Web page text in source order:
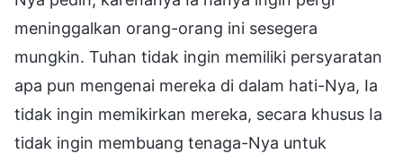
meninggalkan orang-orang ini sesegera
mungkin. Tuhan tidak ingin memiliki persyaratan
apa pun mengenai mereka di dalam hati-Nya, Ia
tidak ingin memikirkan mereka, secara khusus Ia
tidak ingin membuang tenaga-Nya untuk